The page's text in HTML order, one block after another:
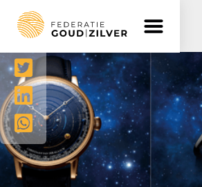
Delen



